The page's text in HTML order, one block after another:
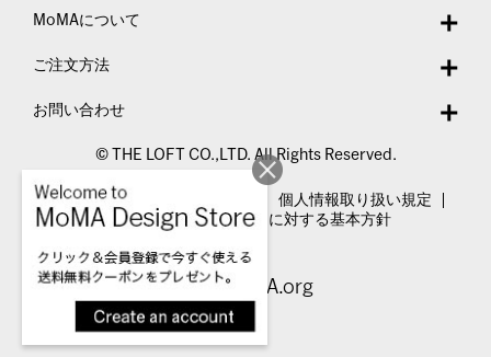
MoMAについて
ご注文方法
お問い合わせ
© THE LOFT CO.,LTD. All Rights Reserved.
特定商取引法表示
個人情報取り扱い規定
カスタマーハラスメントに対する基本方針
Visit MoMA.org